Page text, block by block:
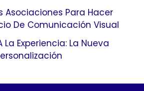
Asociaciones Para Hacer
De Comunicación Visual
La Experiencia: La Nueva